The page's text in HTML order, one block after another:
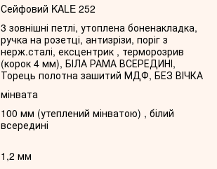
Сейфовий KALE 252
3 зовнішні петлі, утоплена боненакладка,
ручка на розетці, антизрізи, поріг з
нерж.сталі, ексцентрик , терморозрив
(корок 4 мм), БІЛА РАМА ВСЕРЕДИНІ,
Торець полотна зашитий МДФ, БЕЗ ВІЧКА
мінвата
100 мм (утеплений мінватою) , білий
всередині
1,2 мм